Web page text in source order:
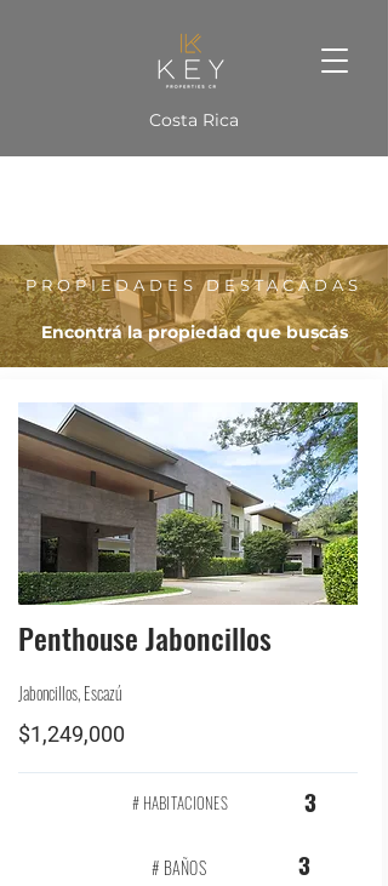
Costa Rica
PROPIEDADES DESTACADAS
Encontrá la propiedad que buscás
Penthouse Jaboncillos
Jaboncillos, Escazú
$1,249,000
# HABITACIONES 3
# BAÑOS 3